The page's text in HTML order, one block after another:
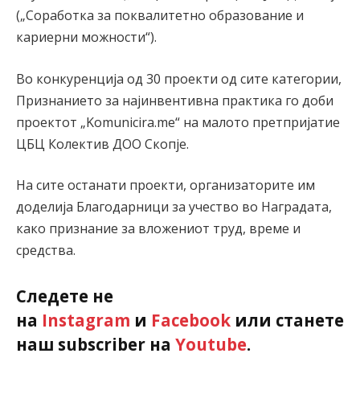
(„Соработка за поквалитетно образование и
кариерни можности“).
Во конкуренција од 30 проекти од сите категории,
Признанието за најинвентивна практика го доби
проектот „Komunicira.me“ на малото претпријатие
ЦБЦ Колектив ДОО Скопје.
На сите останати проекти, организаторите им
доделија Благодарници за учество во Наградата,
како признание за вложениот труд, време и
средства.
Следете не
на Instagram и Facebook или станете
наш subscriber на Youtube.